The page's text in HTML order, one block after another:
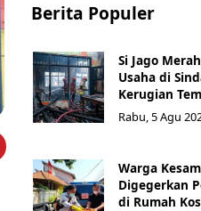
Berita Populer
Si Jago
Usaha di
Kerugian
Rabu, 5 Agu
Warga
Digegerkan
di Rumah